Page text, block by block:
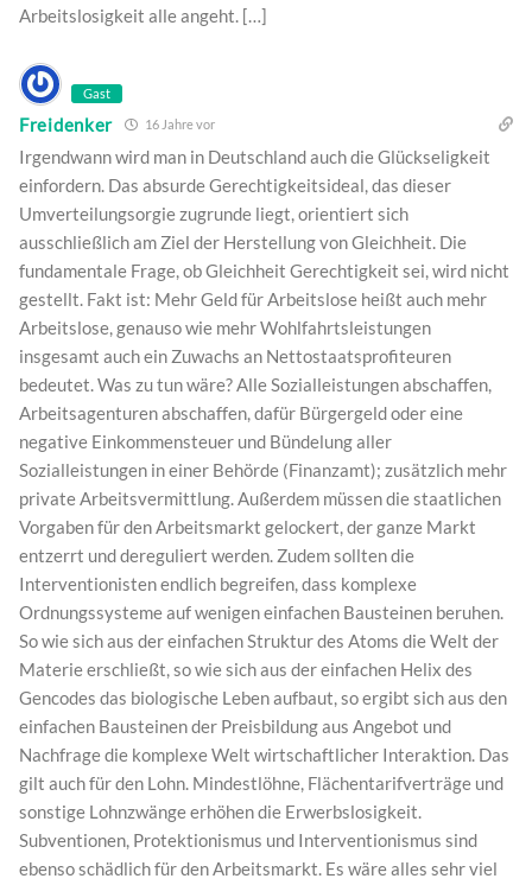
Arbeitslosigkeit alle angeht. […]
Gast
Freidenker 16 Jahre vor
Irgendwann wird man in Deutschland auch die Glückseligkeit
einfordern. Das absurde Gerechtigkeitsideal, das dieser
Umverteilungsorgie zugrunde liegt, orientiert sich
ausschließlich am Ziel der Herstellung von Gleichheit. Die
fundamentale Frage, ob Gleichheit Gerechtigkeit sei, wird nicht
gestellt. Fakt ist: Mehr Geld für Arbeitslose heißt auch mehr
Arbeitslose, genauso wie mehr Wohlfahrtsleistungen
insgesamt auch ein Zuwachs an Nettostaatsprofiteuren
bedeutet. Was zu tun wäre? Alle Sozialleistungen abschaffen,
Arbeitsagenturen abschaffen, dafür Bürgergeld oder eine
negative Einkommensteuer und Bündelung aller
Sozialleistungen in einer Behörde (Finanzamt); zusätzlich mehr
private Arbeitsvermittlung. Außerdem müssen die staatlichen
Vorgaben für den Arbeitsmarkt gelockert, der ganze Markt
entzerrt und dereguliert werden. Zudem sollten die
Interventionisten endlich begreifen, dass komplexe
Ordnungssysteme auf wenigen einfachen Bausteinen beruhen.
So wie sich aus der einfachen Struktur des Atoms die Welt der
Materie erschließt, so wie sich aus der einfachen Helix des
Gencodes das biologische Leben aufbaut, so ergibt sich aus den
einfachen Bausteinen der Preisbildung aus Angebot und
Nachfrage die komplexe Welt wirtschaftlicher Interaktion. Das
gilt auch für den Lohn. Mindestlöhne, Flächentarifverträge und
sonstige Lohnzwänge erhöhen die Erwerbslosigkeit.
Subventionen, Protektionismus und Interventionismus sind
ebenso schädlich für den Arbeitsmarkt. Es wäre alles sehr viel